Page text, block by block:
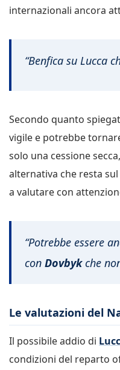
internazionali ancora
“Benfica su Lucca
Secondo quanto
vigile e potrebbe
solo una cessione
alternativa che resta
a valutare con
“Potrebbe essere
con Dovbykche
Le valutazioni del
Il possibile addio di
condizioni del reparto